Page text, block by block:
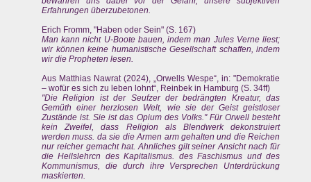
Erfahrungen überzubetonen.
Erich Fromm, "Haben oder Sein" (S. 167)
Man kann nicht U-Boote bauen, indem man Jules Verne liest;
wir können keine humanistische Gesellschaft schaffen, indem
wir die Propheten lesen.
Aus Matthias Nawrat (2024), „Orwells Wespe“, in: "Demokratie
– wofür es sich zu leben lohnt“, Reinbek in Hamburg (S. 34ff)
"Die Religion ist der Seufzer der bedrängten Kreatur, das
Gemüth einer herzlosen Welt, wie sie der Geist geistloser
Zustände ist. Sie ist das Opium des Volks." Für Orwell besteht
kein Zweifel, dass Religion als Blendwerk dekonstruiert
werden muss. da sie die Armen arm gehalten und die Reichen
nur reicher gemacht hat. Ahnliches gilt seiner Ansicht nach für
die Heilslehrcn des Kapitalismus. des Faschismus und des
Kommunismus, die durch ihre Versprechen Unterdrückung
maskierten.